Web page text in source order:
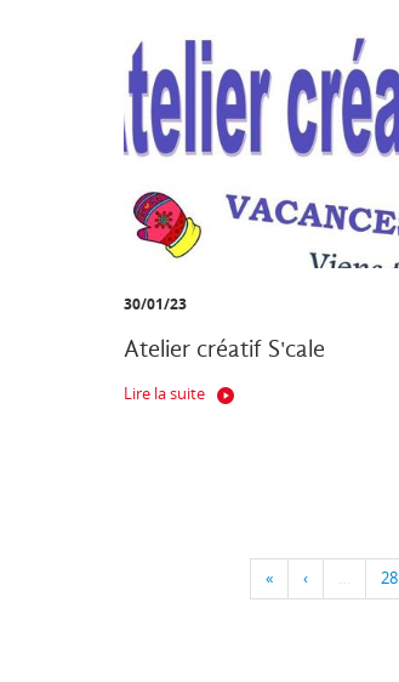
30/01/23
Atelier créatif S'cale
Lire la suite
« ‹ … 28